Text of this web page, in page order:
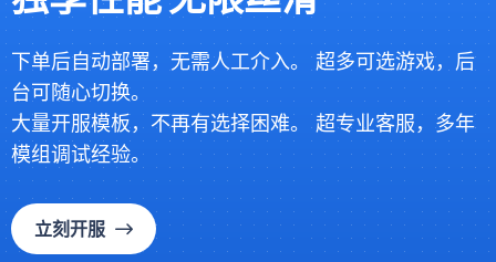
下单后自动部署，无需人工介入。 超多可选游戏，后
台可随心切换。
大量开服模板，不再有选择困难。 超专业客服，多年
模组调试经验。
立刻开服